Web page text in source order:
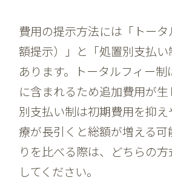
費用の提示方法には「トー
額提示）」と「処置別支払
あります。トータルフィー
に含まれるため追加費用が
別支払い制は初期費用を抑
療が長引くと総額が増える可
りを比べる際は、どちらの
してください。